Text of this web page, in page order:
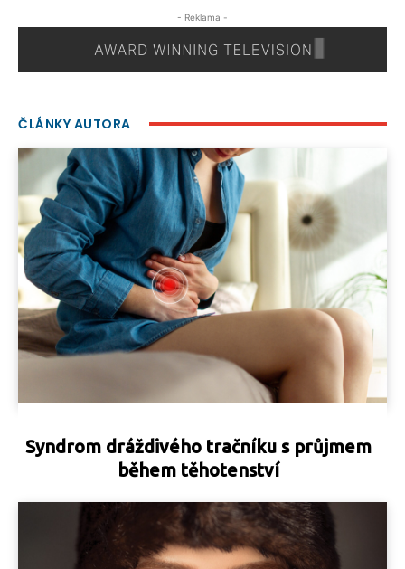
- Reklama -
ČLÁNKY AUTORA
Syndrom dráždivého tračníku s průjmem
během těhotenství